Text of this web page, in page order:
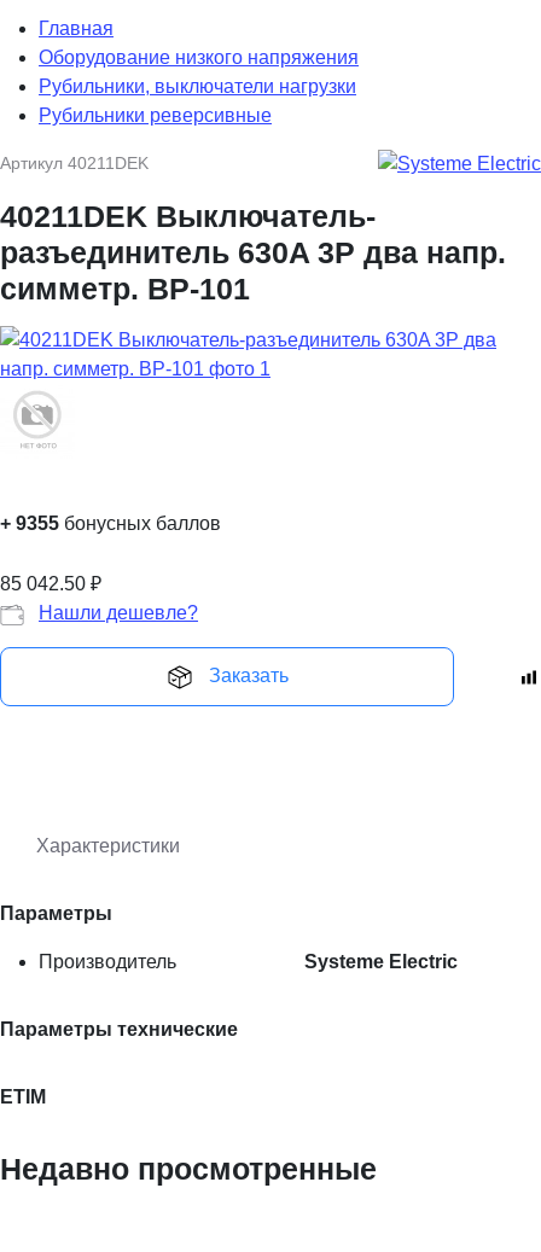
Главная
Оборудование низкого напряжения
Рубильники, выключатели нагрузки
Рубильники реверсивные
Артикул 40211DEK
40211DEK Выключатель-
разъединитель 630A 3P два напр.
симметр. ВР-101
+ 9355 бонусных баллов
85 042.50 ₽
Нашли дешевле?
Заказать
Характеристики
Параметры
Производитель Systeme Electric
Параметры технические
ETIM
Недавно просмотренные